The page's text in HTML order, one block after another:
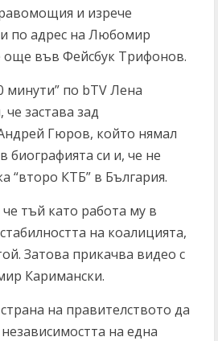
и изрече
по адрес на Любомир
още във Фейсбук Трифонов.
минути” по bTV Лена
застава зад
Гюров, който нямал
биографията си и, че не
“второ КТБ” в България.
тъй като работа му в
на коалицията,
Затова прикачва видео с
Каримански.
на правителството да
на една